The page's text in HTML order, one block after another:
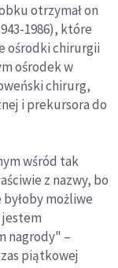
otrzymał on
1986), które
ośrodki chirurgii
ośrodek w
chirurg,
i prekursora do
wśród tak
z nazwy, bo
byłoby możliwe
jestem
nagrody" –
piątkowej